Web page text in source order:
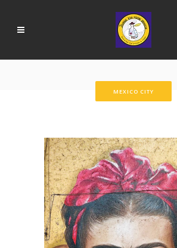
MEXICO CITY